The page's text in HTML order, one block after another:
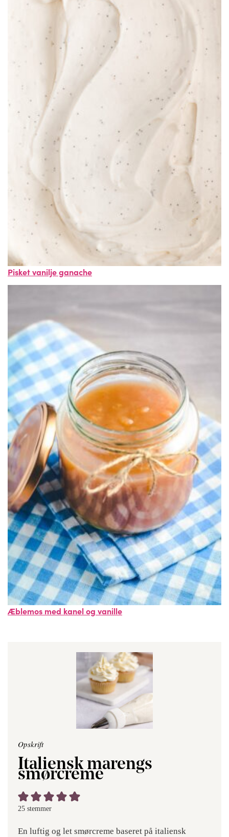
Pisket vanilje ganache
Æblemos med kanel og vanille
Opskrift
Italiensk marengs
smørcreme
25 stemmer
En luftig og let smørcreme baseret på italiensk